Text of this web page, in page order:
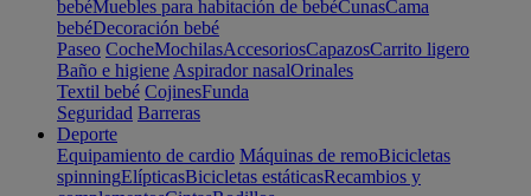
bebéMuebles para habitación de bebéCunasCama
bebéDecoración bebé
Paseo CocheMochilasAccesoriosCapazosCarrito ligero
Baño e higiene Aspirador nasalOrinales
Textil bebé CojinesFunda
Seguridad Barreras
Deporte
Equipamiento de cardio Máquinas de remoBicicletas
spinningElípticasBicicletas estáticasRecambios y